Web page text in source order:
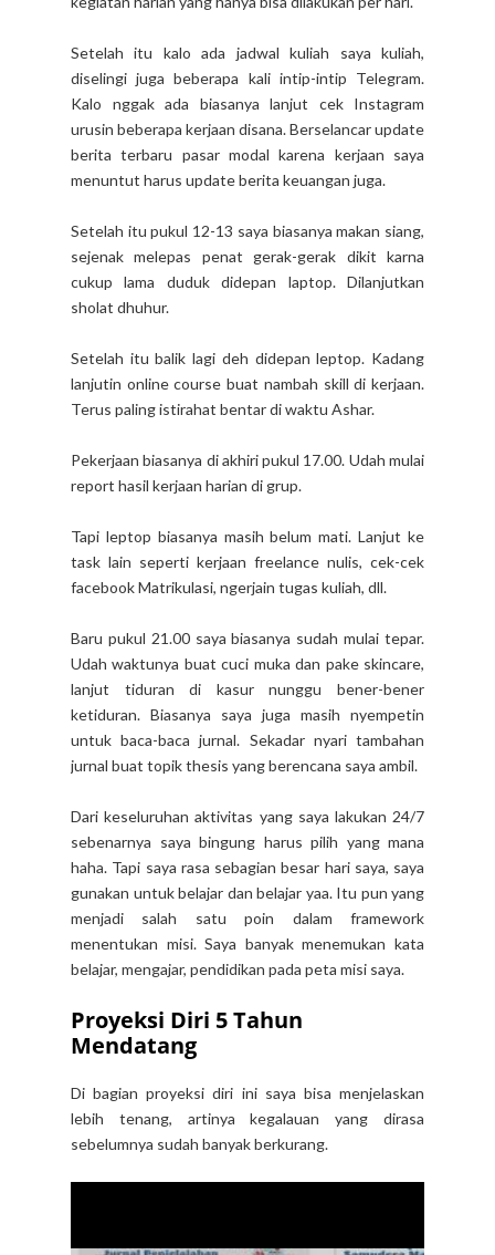
Setelah itu kalo ada jadwal kuliah saya kuliah,
diselingi juga beberapa kali intip-intip Telegram.
Kalo nggak ada biasanya lanjut cek Instagram
urusin beberapa kerjaan disana. Berselancar update
berita terbaru pasar modal karena kerjaan saya
menuntut harus update berita keuangan juga.
Setelah itu pukul 12-13 saya biasanya makan siang,
sejenak melepas penat gerak-gerak dikit karna
cukup lama duduk didepan laptop. Dilanjutkan
sholat dhuhur.
Setelah itu balik lagi deh didepan leptop. Kadang
lanjutin online course buat nambah skill di kerjaan.
Terus paling istirahat bentar di waktu Ashar.
Pekerjaan biasanya di akhiri pukul 17.00. Udah mulai
report hasil kerjaan harian di grup.
Tapi leptop biasanya masih belum mati. Lanjut ke
task lain seperti kerjaan freelance nulis, cek-cek
facebook Matrikulasi, ngerjain tugas kuliah, dll.
Baru pukul 21.00 saya biasanya sudah mulai tepar.
Udah waktunya buat cuci muka dan pake skincare,
lanjut tiduran di kasur nunggu bener-bener
ketiduran. Biasanya saya juga masih nyempetin
untuk baca-baca jurnal. Sekadar nyari tambahan
jurnal buat topik thesis yang berencana saya ambil.
Dari keseluruhan aktivitas yang saya lakukan 24/7
sebenarnya saya bingung harus pilih yang mana
haha. Tapi saya rasa sebagian besar hari saya, saya
gunakan untuk belajar dan belajar yaa. Itu pun yang
menjadi salah satu poin dalam framework
menentukan misi. Saya banyak menemukan kata
belajar, mengajar, pendidikan pada peta misi saya.
Proyeksi Diri 5 Tahun
Mendatang
Di bagian proyeksi diri ini saya bisa menjelaskan
lebih tenang, artinya kegalauan yang dirasa
sebelumnya sudah banyak berkurang.